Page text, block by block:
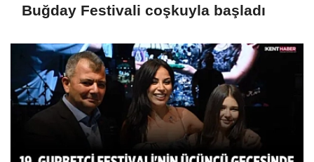
Buğday Festivali coşkuyla başladı